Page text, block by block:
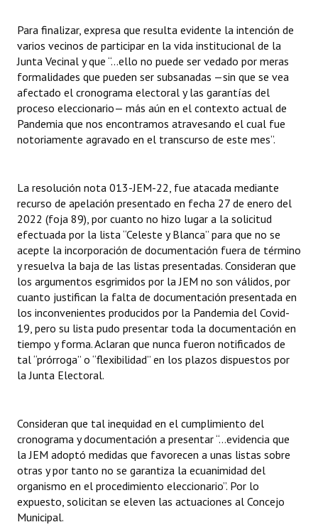
Para finalizar, expresa que resulta evidente la intención de
varios vecinos de participar en la vida institucional de la
Junta Vecinal y que “…ello no puede ser vedado por meras
formalidades que pueden ser subsanadas —sin que se vea
afectado el cronograma electoral y las garantías del
proceso eleccionario— más aún en el contexto actual de
Pandemia que nos encontramos atravesando el cual fue
notoriamente agravado en el transcurso de este mes”.
La resolución nota 013-JEM-22, fue atacada mediante
recurso de apelación presentado en fecha 27 de enero del
2022 (foja 89), por cuanto no hizo lugar a la solicitud
efectuada por la lista “Celeste y Blanca” para que no se
acepte la incorporación de documentación fuera de término
y resuelva la baja de las listas presentadas. Consideran que
los argumentos esgrimidos por la JEM no son válidos, por
cuanto justifican la falta de documentación presentada en
los inconvenientes producidos por la Pandemia del Covid-
19, pero su lista pudo presentar toda la documentación en
tiempo y forma. Aclaran que nunca fueron notificados de
tal “prórroga” o “flexibilidad” en los plazos dispuestos por
la Junta Electoral.
Consideran que tal inequidad en el cumplimiento del
cronograma y documentación a presentar “…evidencia que
la JEM adoptó medidas que favorecen a unas listas sobre
otras y por tanto no se garantiza la ecuanimidad del
organismo en el procedimiento eleccionario”. Por lo
expuesto, solicitan se eleven las actuaciones al Concejo
Municipal.